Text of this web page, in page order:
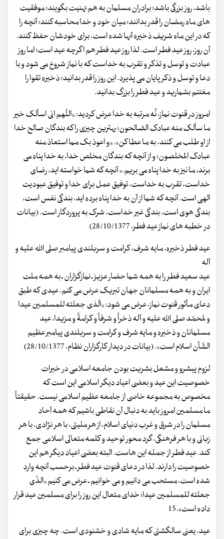
باشد، روز بزرگی باشد؛ برادران مسلمان به هم تهنیت بگویند؛ موفقیت
های ماه رمضان را قدر بدانند؛ میان خود و خدا محاسبه کنند؛ آنچه را
که در این ماه شریف ذخیره آنها شده است، برای خودشان حفظ کنند.
آن روز، روز عید فطر است. لذا روز عید فطر هم اگرچه عید است؛ اما روز
عبادت و توسل و تذکر و تقرب به خداست که با نماز شروع می شود و با
دعا و توسل و ذکر پایان می پذیرد. این روز را قدر بدانید؛ ذخیره تقوا را
مغتنم بشمارید و عید فطر را بزرگ بدانید.
امروز در قنوت نماز، نُه مرتبه به خدا عرض کردید: «اللّهم انی اسألک خیر
ما سألک منه عبادک الصّالحون؛ بهترین چیزی را که بندگان صالح خدا
از او طلب می کنند، به ما عطا کن». «و اعوذ بک مما استعاذ منه
عبادک المخلصون؛ و از آنچه که بندگان مخلص خدا، به خدا پناه می
برند، ما نیز به خدا پناه می بریم.» آنچه که شما خواسته اید، رضای
خداست، تقرب به خداست، توفیق عمل برای خدا و توفیق عبودیت
الهی است. آنچه که شما از آن به خدا پناه برده اید، بندگی نفس است،
بندگی هوی است، بندگی غیر خداست، شرک به پروردگار است. (بیانات
در خطبه های نماز عید فطر، 28/10/1377)
عید فطر ذخیره، مایه شرف، کرامت و سربلندی پیامبر صلی الله علیه و
آله
عید سعید فطر را به همه شما حضار عزیز ـ نمازگزاران ـ به همه ملت
ایران و به همه مسلمانان جهان تبریک عرض می کنم. عیدی که طبق
دعای مأثور قنوت نماز، عرض می شود: «الّذی جعلته للمسلمین عیدا
و لمحمّد صلی الله علیه و آله ذخراً و شرفاً و کرامةً و مزیدا، عید
مسلمانان و ذخیره و مایه شرف و کرامت و سربلندی پیامبر عظیم
الشّأن اسلام است». (بیانات در دیدار کارگزاران نظام، 28/10/1377)
لزوم پیشرو و مشعل بشریت بودن جامعه اسلامی در خیرات
خصوصیت این عید و بعضی اعیاد دیگر اسلامی این است که
مخصوص به مجموعه خاصی از جامعه عظیم اسلامی نیست. حقیقتاً
ما مسلمین امروز باید به دنبال آن نقاطی باشیم که همه آحاد
مسلمان را در شرق و غرب دنیای اسلام، از هر ملیتی، با هر نژادی، با هر
زبانی و با هر فرهنگی، گرد محور توحید و کلمه متعالی اسلامی جمع
کند. عید فطر از جمله این هاست. البته بعضی اعیاد دیگر هم این
خصوصیت را دارند. لذا در دعای قنوت عید فطر ـ برحسب آنچه وارد
شده است، مستحب می دانیم و می خوانیم ـ عرض می کنیم «الذّی
جعلته للمسلمین عیدا؛ خدای متعال این روز را برای مسلمین عید قرار
داده است».15
عید، یعنی سالگشتی که مایه شادی و خشنودی است. چه چیزی برای